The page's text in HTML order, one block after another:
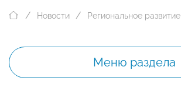
Новости Региональное развитие
Меню раздела